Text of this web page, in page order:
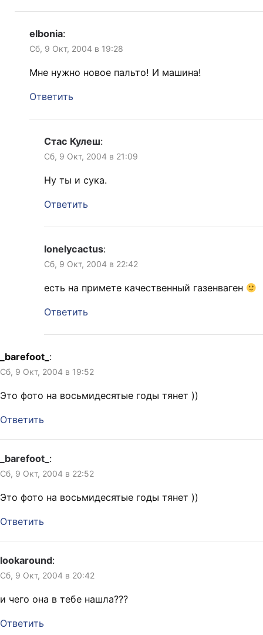
elbonia:
Сб, 9 Окт, 2004 в 19:28
Мне нужно новое пальто! И машина!
Ответить
Стас Кулеш:
Сб, 9 Окт, 2004 в 21:09
Ну ты и сука.
Ответить
lonelycactus:
Сб, 9 Окт, 2004 в 22:42
есть на примете качественный газенваген
Ответить
_barefoot_ :
Сб, 9 Окт, 2004 в 19:52
Это фото на восьмидесятые годы тянет ))
Ответить
_barefoot_ :
Сб, 9 Окт, 2004 в 22:52
Это фото на восьмидесятые годы тянет ))
Ответить
lookaround:
Сб, 9 Окт, 2004 в 20:42
и чего она в тебе нашла???
Ответить